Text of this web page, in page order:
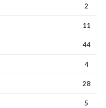
2
11
44
4
28
5